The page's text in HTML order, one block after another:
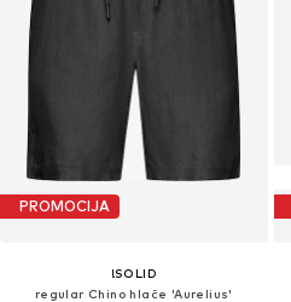
PROMOCIJA
!SOLID
regular Chino hlače 'Aurelius'